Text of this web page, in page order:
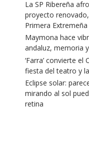
La SP Ribereña
proyecto
Primera Extremeña
Maymona hace
andaluz, memoria
‘Farra’ convierte
fiesta del teatro y
Eclipse solar:
mirando al sol
retina